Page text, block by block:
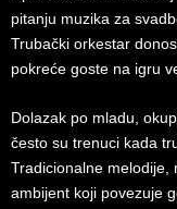
pitanju muzika za
Trubački orkestar
pokreće goste na igru
Dolazak po mladu,
često su trenuci kada
Tradicionalne melodije,
ambijent koji povezuje